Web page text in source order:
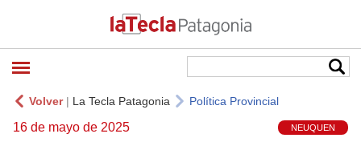
Volver| La Tecla Patagonia Política Provincial
16 de mayo de 2025 NEUQUEN